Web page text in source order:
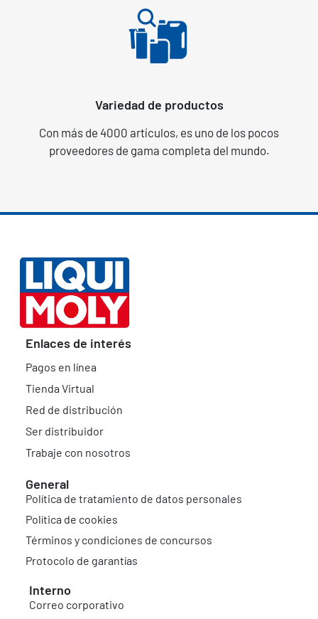
Variedad de productos
Con más de 4000 artículos, es uno de los pocos
proveedores de gama completa del mundo.
Enlaces de interés
Pagos en línea
Tienda Virtual
Red de distribución
Ser distribuidor
Trabaje con nosotros
General
Política de tratamiento de datos personales
Política de cookies
Términos y condiciones de concursos
Protocolo de garantías
Interno
Correo corporativo